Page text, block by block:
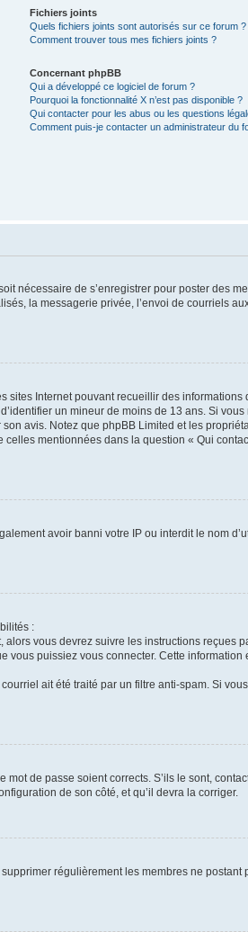
Fichiers joints
Quels fichiers joints sont autorisés sur ce forum ?
Comment trouver tous mes fichiers joints ?
Concernant phpBB
Qui a développé ce logiciel de forum ?
Pourquoi la fonctionnalité X n’est pas disponible ?
Qui contacter pour les abus ou les questions
Comment puis-je contacter un administrateur du
nécessaire de s’enregistrer pour poster des
la messagerie privée, l’envoi de courriels
sites Internet pouvant recueillir des
un mineur de moins de 13 ans. Si
avis. Notez que phpBB Limited et les
mentionnées dans la question « Qui
avoir banni votre IP ou interdit le nom
:
vous devrez suivre les instructions reçues
puissiez vous connecter. Cette
ait été traité par un filtre anti-spam. Si
de passe soient corrects. S’ils le sont,
de son côté, et qu’il devra la corriger.
régulièrement les membres ne